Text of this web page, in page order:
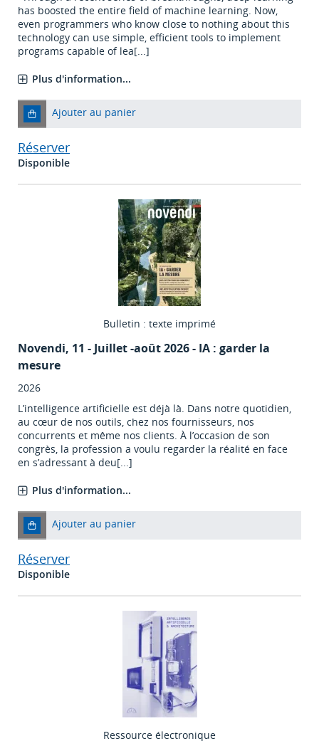
has boosted the entire field of machine learning. Now,
even programmers who know close to nothing about this
technology can use simple, efficient tools to implement
programs capable of lea[...]
Plus d'information...
Ajouter au panier
Réserver
Disponible
Bulletin : texte imprimé
Novendi, 11 - Juillet -août 2026 - IA : garder la
mesure
2026
L’intelligence artificielle est déjà là. Dans notre quotidien,
au cœur de nos outils, chez nos fournisseurs, nos
concurrents et même nos clients. À l’occasion de son
congrès, la profession a voulu regarder la réalité en face
en s’adressant à deu[...]
Plus d'information...
Ajouter au panier
Réserver
Disponible
Ressource électronique